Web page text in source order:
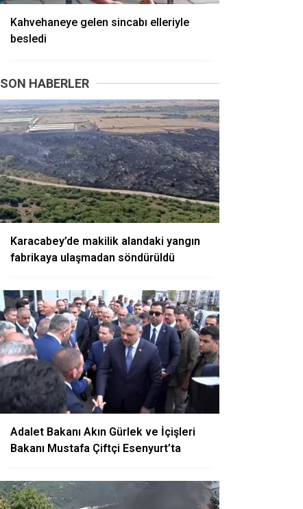
Kahvehaneye gelen sincabı elleriyle
besledi
SON HABERLER
Karacabey’de makilik alandaki yangın
fabrikaya ulaşmadan söndürüldü
Adalet Bakanı Akın Gürlek ve İçişleri
Bakanı Mustafa Çiftçi Esenyurt’ta